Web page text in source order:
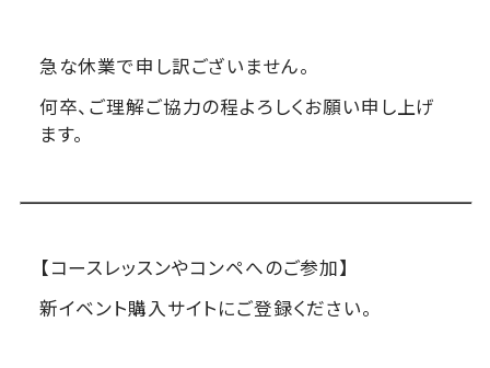
急な休業で申し訳ございません。
何卒、 ご理解ご協力の程よろしくお願い申し上げ
ます。
【コースレッスンやコンペへのご参加】
新イベント購入サイトにご登録ください。